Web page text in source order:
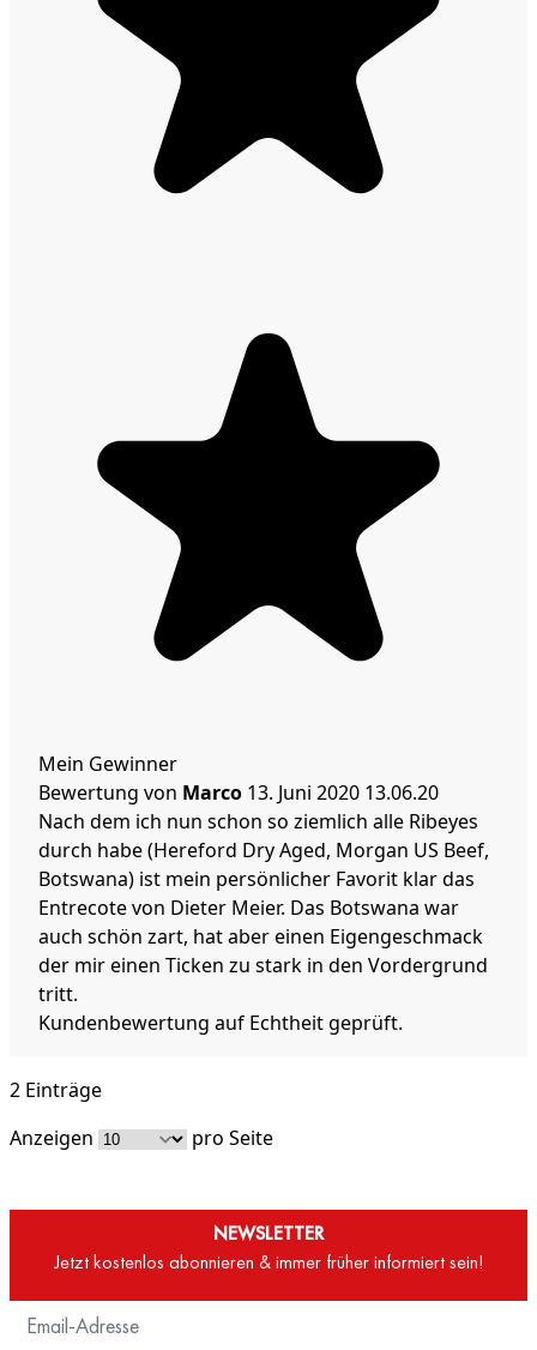
Mein Gewinner
Bewertung von Marco 13. Juni 2020 13.06.20
Nach dem ich nun schon so ziemlich alle Ribeyes
durch habe (Hereford Dry Aged, Morgan US Beef,
Botswana) ist mein persönlicher Favorit klar das
Entrecote von Dieter Meier. Das Botswana war
auch schön zart, hat aber einen Eigengeschmack
der mir einen Ticken zu stark in den Vordergrund
tritt.
Kundenbewertung auf Echtheit geprüft.
2 Einträge
Anzeigen
pro Seite
NEWSLETTER
Jetzt kostenlos abonnieren & immer früher informiert sein!